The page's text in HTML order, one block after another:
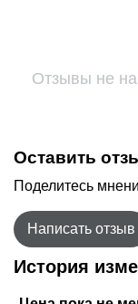
Отзывы не
Оставить
Поделитесь
Написать отзыв
История